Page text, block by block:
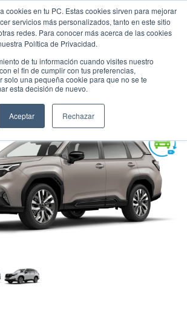
cookies en tu PC. Estas cookies sirven para mejorar
servicios más personalizados, tanto en este sitio
redes. Para conocer más acerca de las cookies
Política de Privacidad.
de tu información cuando visites nuestro
el fin de cumplir con tus preferencias,
solo una pequeña cookie para que no se te
esta decisión de nuevo.
Aceptar Rechazar
HÍBRIDA 2.5 I-L